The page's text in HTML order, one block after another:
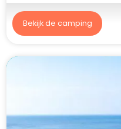
Bekijk de camping